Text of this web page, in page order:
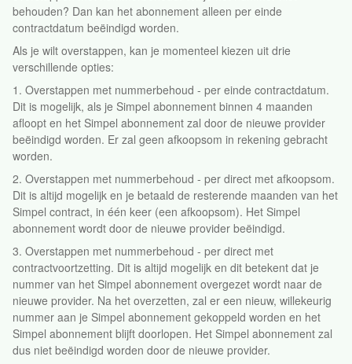
behouden? Dan kan het abonnement alleen per einde
contractdatum beëindigd worden.
Als je wilt overstappen, kan je momenteel kiezen uit drie
verschillende opties:
1. Overstappen met nummerbehoud - per einde contractdatum.
Dit is mogelijk, als je Simpel abonnement binnen 4 maanden
afloopt en het Simpel abonnement zal door de nieuwe provider
beëindigd worden. Er zal geen afkoopsom in rekening gebracht
worden.
2. Overstappen met nummerbehoud - per direct met afkoopsom.
Dit is altijd mogelijk en je betaald de resterende maanden van het
Simpel contract, in één keer (een afkoopsom). Het Simpel
abonnement wordt door de nieuwe provider beëindigd.
3. Overstappen met nummerbehoud - per direct met
contractvoortzetting. Dit is altijd mogelijk en dit betekent dat je
nummer van het Simpel abonnement overgezet wordt naar de
nieuwe provider. Na het overzetten, zal er een nieuw, willekeurig
nummer aan je Simpel abonnement gekoppeld worden en het
Simpel abonnement blijft doorlopen. Het Simpel abonnement zal
dus niet beëindigd worden door de nieuwe provider.